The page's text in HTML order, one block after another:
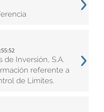
de Inversión, S.A.
referente a
de Límites.